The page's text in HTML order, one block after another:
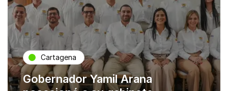
Cartagena
Gobernador Yamil Arana